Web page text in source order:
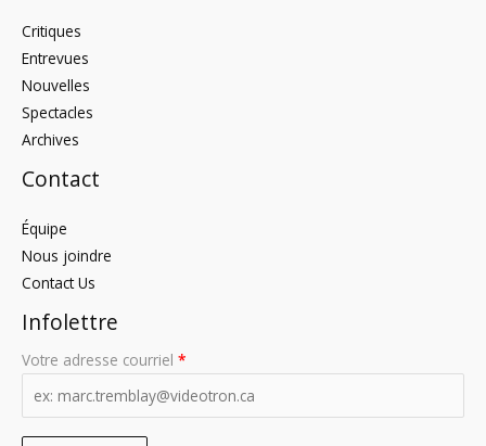
Critiques
Entrevues
Nouvelles
Spectacles
Archives
Contact
Équipe
Nous joindre
Contact Us
Infolettre
Votre adresse courriel *